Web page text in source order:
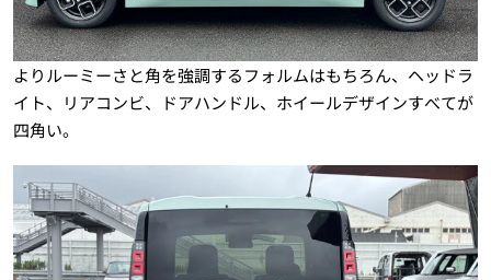
よりルーミーさと角を強調するフォルムはもちろん、ヘッドラ
イト、リアコンビ、ドアハンドル、ホイールデザインすべてが
四角い。